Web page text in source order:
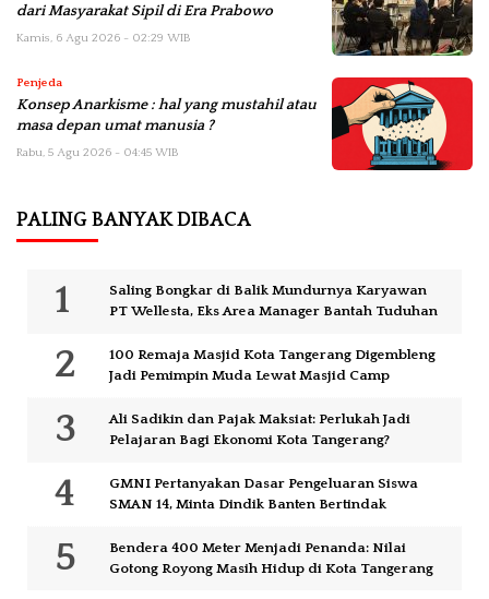
dari Masyarakat Sipil di Era Prabowo
Kamis, 6 Agu 2026 - 02:29 WIB
Penjeda
Konsep Anarkisme : hal yang mustahil atau
masa depan umat manusia ?
Rabu, 5 Agu 2026 - 04:45 WIB
PALING BANYAK DIBACA
Saling Bongkar di Balik Mundurnya Karyawan
PT Wellesta, Eks Area Manager Bantah Tuduhan
100 Remaja Masjid Kota Tangerang Digembleng
Jadi Pemimpin Muda Lewat Masjid Camp
Ali Sadikin dan Pajak Maksiat: Perlukah Jadi
Pelajaran Bagi Ekonomi Kota Tangerang?
GMNI Pertanyakan Dasar Pengeluaran Siswa
SMAN 14, Minta Dindik Banten Bertindak
Bendera 400 Meter Menjadi Penanda: Nilai
Gotong Royong Masih Hidup di Kota Tangerang